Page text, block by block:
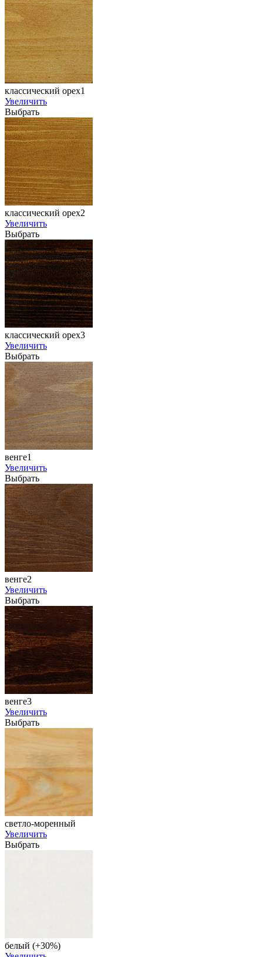
классический орех1
Увеличить
Выбрать
классический орех2
Увеличить
Выбрать
классический орех3
Увеличить
Выбрать
венге1
Увеличить
Выбрать
венге2
Увеличить
Выбрать
венге3
Увеличить
Выбрать
светло-моренный
Увеличить
Выбрать
белый (+30%)